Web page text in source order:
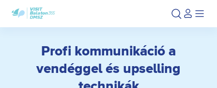
tartalomra
aljára
Profi kommunikáció a
vendéggel és upselling